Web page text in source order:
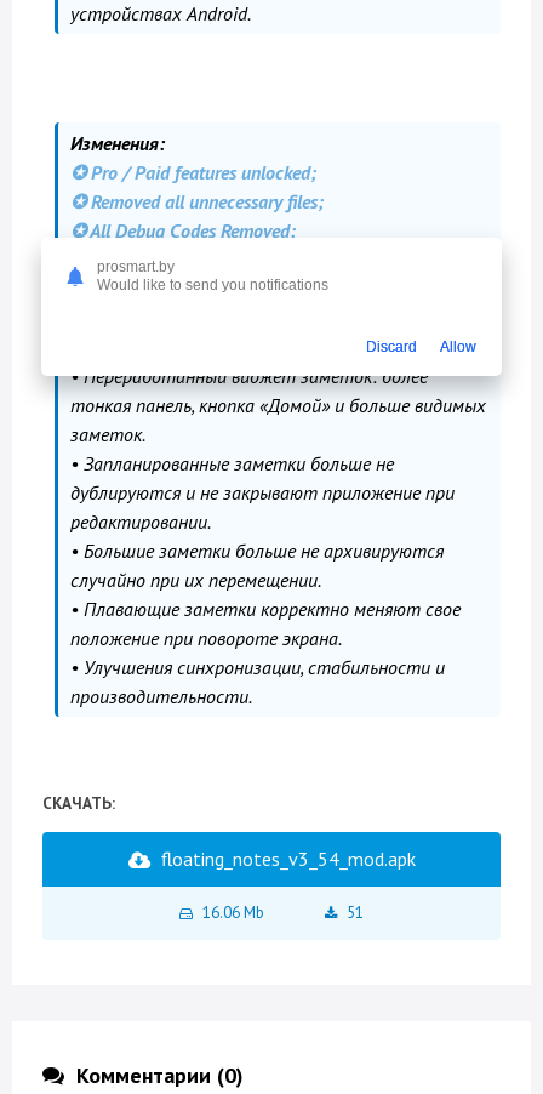
устройствах Android.
Изменения:
✪ Pro / Paid features unlocked;
✪ Removed all unnecessary files;
✪ All Debug Codes Removed;
✪ Languages: Full Multi Languages;
✪ CPUs: armeabi-v7a, arm64-v8a;
• Переработанный виджет заметок: более
тонкая панель, кнопка «Домой» и больше видимых
заметок.
• Запланированные заметки больше не
дублируются и не закрывают приложение при
редактировании.
• Большие заметки больше не архивируются
случайно при их перемещении.
• Плавающие заметки корректно меняют свое
положение при повороте экрана.
• Улучшения синхронизации, стабильности и
производительности.
СКАЧАТЬ:
floating_notes_v3_54_mod.apk
16.06 Mb 51
Комментарии (0)
prosmart.by
Would like to send you notifications
Discard Allow